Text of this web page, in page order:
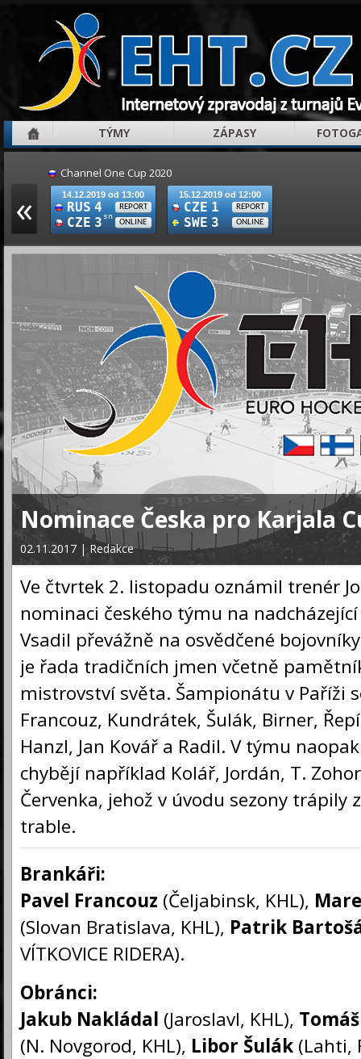
TÝMY ZÁPASY
«
Channel One Cup 2020
14.12.2019 od 13:00
RUS 4 REPORT
CZE 3 sn
ONLINE
15.12.2019 od 12:00
CZE 1 REPORT
SWE 3 ONLINE
Nominace Česka pro Karjala
02.11.2017 | Redakce
Ve čtvrtek 2. listopadu oznámil trenér
nominaci českého týmu na
Vsadil převážně na osvědčené
je řada tradičních jmen včetně
mistrovství světa. Šampionátu v Paříži
Francouz, Kundrátek, Šulák, Birner,
Hanzl, Jan Kovář a Radil. V týmu
chybějí například Kolář, Jordán, T.
Červenka, jehož v úvodu sezony trápily
trable.
Brankáři:
Pavel Francouz (Čeljabinsk, KHL),
(Slovan Bratislava, KHL), Patrik
VÍTKOVICE RIDERA).
Obránci:
Jakub Nakládal (Jaroslavl, KHL),
(N. Novgorod, KHL), Libor Šulák (Lahti,